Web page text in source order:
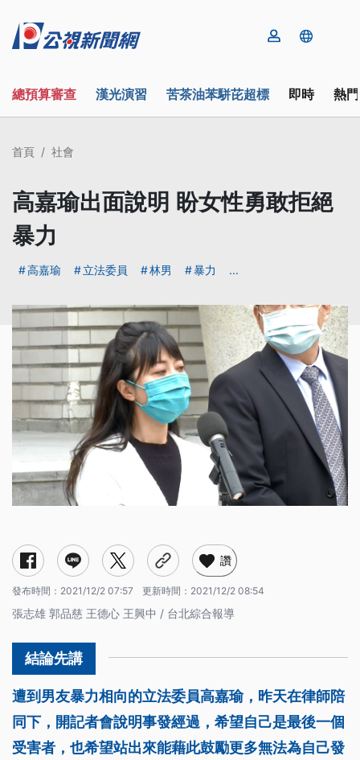
總預算審查 漢光演習 苦茶油苯駢芘超標 即時 熱
首頁 社會
高嘉瑜出面說明 盼女性勇敢拒絕
暴力
高嘉瑜 立法委員 林男 暴力 ...
讚
發布時間： 2021/12/2 07:57 更新時間： 2021/12/2 08:54
張志雄 郭品慈 王德心 王興中 / 台北綜合報導
遭到男友暴力相向的立法委員高嘉瑜，昨天在律師陪
同下，開記者會說明事發經過，希望自己是最後一個
受害者，也希望站出來能藉此鼓勵更多無法為自己發